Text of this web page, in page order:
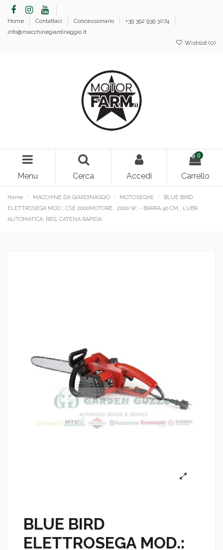
Home Contattaci Concessionario
+39 392 939 3074
info@macchinegiardinaggio.it
Wishlist (0)
Menu Cerca Accedi
0
Carrello
Home MACCHINE DA GIARDINAGGIO MOTOSEGHE
BLUE BIRD
ELETTROSEGA MOD.: CSE 2000MOTORE.: 2000 W; - BARRA 40 CM.; LUBR.
AUTOMATICA; REG. CATENA RAPIDA;
BLUE BIRD
ELETTROSEGA MOD.: